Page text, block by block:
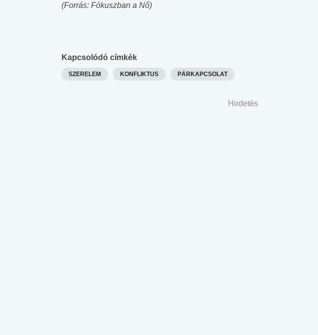
(Forrás: Fókuszban a Nő)
Kapcsolódó címkék
SZERELEM KONFLIKTUS PÁRKAPCSOLAT
Hirdetés